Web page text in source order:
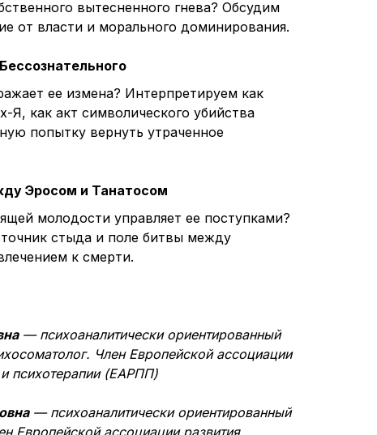
вытесненного гнева? Обсудим
от власти и морального доминирования.
ее измена? Интерпретируем как
Я, как акт символического убийства
попытку вернуть утраченное
Эросом и Танатосом
молодости управляет ее поступками?
стыда и поле битвы между
к смерти.
— психоаналитически ориентированный
Член Европейской ассоциации
и психотерапии (ЕАРПП)
— психоаналитически ориентированный